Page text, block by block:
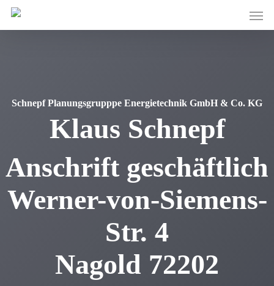
Skip
main
Schnepf Planungsgrupppe Energietechnik GmbH & Co. KG
Klaus Schnepf
Anschrift geschäftlich
Werner-von-Siemens-
Str. 4
Nagold 72202